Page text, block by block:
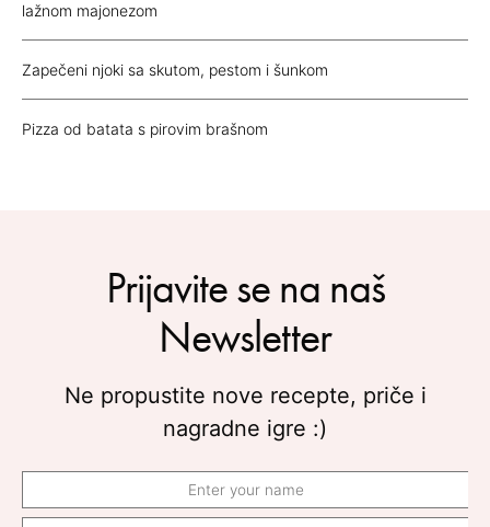
lažnom majonezom
Zapečeni njoki sa skutom, pestom i šunkom
Pizza od batata s pirovim brašnom
Prijavite se na naš
Newsletter
Ne propustite nove recepte, priče i
nagradne igre :)